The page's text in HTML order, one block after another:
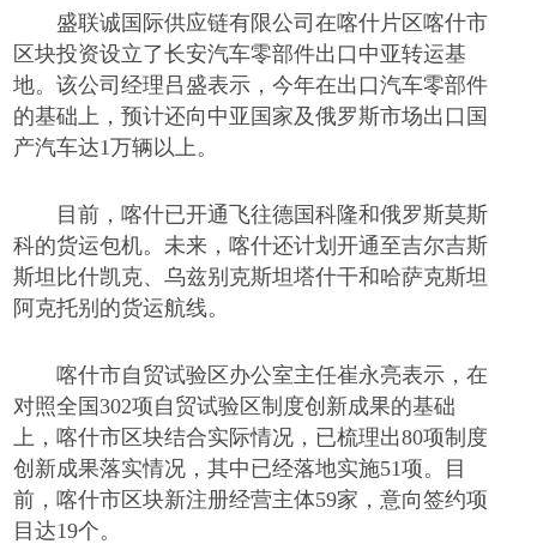
盛联诚国际供应链有限公司在喀什片区喀什市
区块投资设立了长安汽车零部件出口中亚转运基
地。该公司经理吕盛表示，今年在出口汽车零部件
的基础上，预计还向中亚国家及俄罗斯市场出口国
产汽车达1万辆以上。
目前，喀什已开通飞往德国科隆和俄罗斯莫斯
科的货运包机。未来，喀什还计划开通至吉尔吉斯
斯坦比什凯克、乌兹别克斯坦塔什干和哈萨克斯坦
阿克托别的货运航线。
喀什市自贸试验区办公室主任崔永亮表示，在
对照全国 302项自贸试验区制度创新成果的基础
上，喀什市区块结合实际情况，已梳理出80项制度
创新成果落实情况，其中已经落地实施51项。目
前，喀什市区块新注册经营主体59家，意向签约项
目达19个。